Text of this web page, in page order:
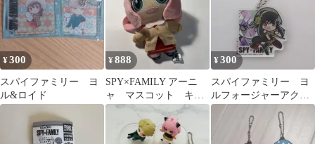
¥300
スパイファミリー ヨ
ル&ロイド
¥888
SPY×FAMILY アーニ
ャ マスコット キー
ホルダー
¥300
スパイファミリー ヨ
ルフォージャーアクリ
ルキーホルダー